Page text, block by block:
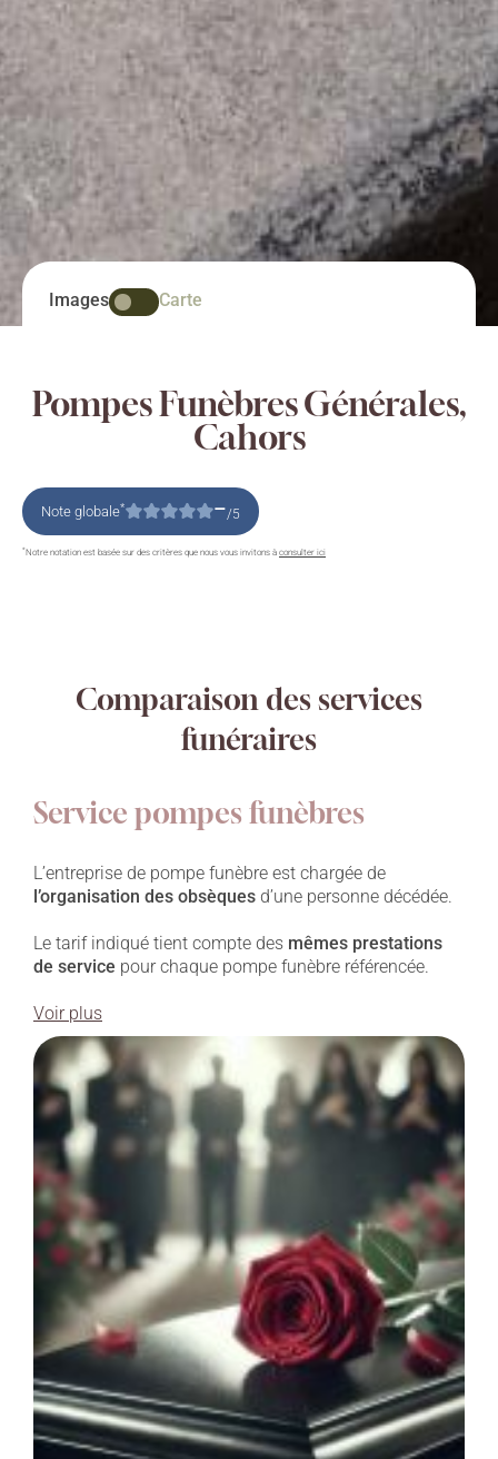
Images Carte
Pompes Funèbres Générales,
Cahors
Note globale* –/5
*Notre notation est basée sur des critères que nous vous invitons à consulter ici
Comparaison des services
funéraires
Service pompes funèbres
L’entreprise de pompe funèbre est chargée de
l’organisation des obsèques d’une personne décédée.
Le tarif indiqué tient compte des mêmes prestations
de service pour chaque pompe funèbre référencée.
Voir plus